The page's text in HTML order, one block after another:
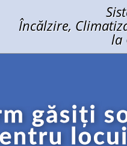
Încălzire,
la